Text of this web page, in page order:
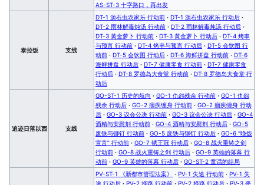
AS-ST-3 十字路口，再出发
泰拉饭 支线
DT-1 源石虫农家乐 行动前 · DT-1 源石虫农家乐 行动后 ·
DT-2 雨林解毒炖汤 行动前 · DT-2 雨林解毒炖汤 行动后 ·
DT-3 黄金萝卜 行动前 · DT-3 黄金萝卜 行动后 · DT-4 烤串
与预言 行动前 · DT-4 烤串与预言 行动后 · DT-5 会饮图 行
动前 · DT-5 会饮图 行动后 · DT-6 海鲜拼盘 行动前 · DT-6
海鲜拼盘 行动后 · DT-7 健康零食 行动前 · DT-7 健康零食
行动后 · DT-8 罗德岛大食堂 行动前 · DT-8 罗德岛大食堂 行
动后
追迹日落以西 支线
GO-ST-1 历史的航向 · GO-1 仇怨残余 行动前 · GO-1 仇怨
残余 行动后 · GO-2 痼疾缠身 行动前 · GO-2 痼疾缠身 行动
后 · GO-3 议会公决 行动前 · GO-3 议会公决 行动后 · GO-4
酒精与安慰剂 行动前 · GO-4 酒精与安慰剂 行动后 · GO-5
废铁与铆钉 行动前 · GO-5 废铁与铆钉 行动后 · GO-6 “晚饭
宣言” 行动前 · GO-7 锈王冠 行动后 · GO-8 战火重铸之剑
行动前 · GO-8 战火重铸之剑 行动后 · GO-9 英雄的落幕 行
动前 · GO-9 英雄的落幕 行动后 · GO-ST-2 童话的结局
PV-ST-1 《新都市管理法案》
· PV-1 失途 行动前 · PV-1 失
途 行动后 · PV-2 择路 行动前 · PV-2 择路 行动后 · PV-3 恶